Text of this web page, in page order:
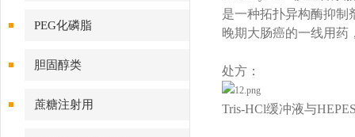
PEG化磷脂
胆固醇类
蔗糖注射用
是一种拓扑异构酶抑制
晚期大肠癌的一线用药
处方：
Tris-HCl缓冲液与